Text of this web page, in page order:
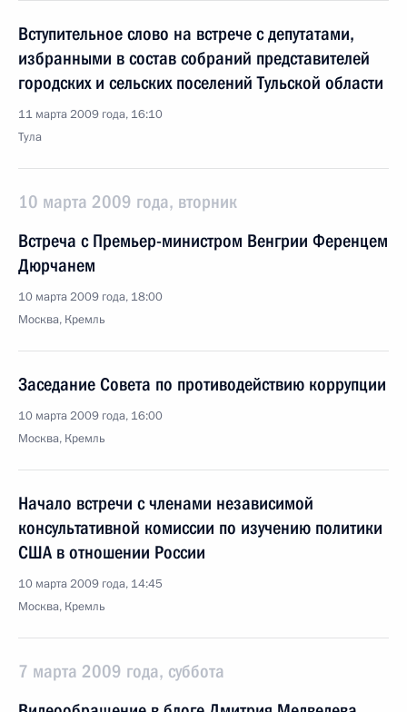
Вступительное слово на встрече с депутатами,
избранными в состав собраний представителей
городских и сельских поселений Тульской области
11 марта 2009 года, 16:10
Тула
10 марта 2009 года, вторник
Встреча с Премьер-министром Венгрии Ференцем
Дюрчанем
10 марта 2009 года, 18:00
Москва, Кремль
Заседание Совета по противодействию коррупции
10 марта 2009 года, 16:00
Москва, Кремль
Начало встречи с членами независимой
консультативной комиссии по изучению политики
США в отношении России
10 марта 2009 года, 14:45
Москва, Кремль
7 марта 2009 года, суббота